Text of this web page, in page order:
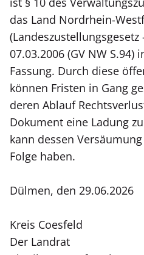
das Land Nordrhein-
(Landeszustellungsgesetz
07.03.2006 (GV NW
Fassung. Durch diese
können Fristen in Gang
deren Ablauf
Dokument eine Ladung
kann dessen
Folge haben.
Dülmen, den 29.06.2026
Kreis Coesfeld
Der Landrat